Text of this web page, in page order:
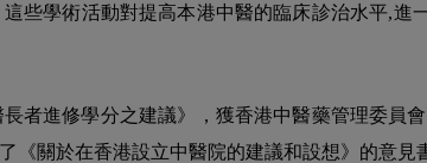
些學術活動對提高本港中醫的臨床診治水平,進
者進修學分之建議》，獲香港中醫藥管理委員
《關於在香港設立中醫院的建議和設想》的意見